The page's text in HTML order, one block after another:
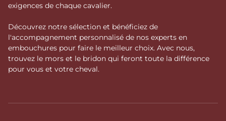
exigences de chaque cavalier.
Découvrez notre sélection et bénéficiez de
l'accompagnement personnalisé de nos experts en
embouchures pour faire le meilleur choix. Avec nous,
trouvez le mors et le bridon qui feront toute la différence
pour vous et votre cheval.